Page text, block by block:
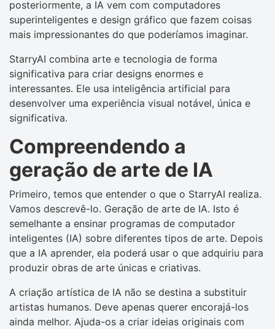
posteriormente, a IA vem com computadores
superinteligentes e design gráfico que fazem coisas
mais impressionantes do que poderíamos imaginar.
StarryAI combina arte e tecnologia de forma
significativa para criar designs enormes e
interessantes. Ele usa inteligência artificial para
desenvolver uma experiência visual notável, única e
significativa.
Compreendendo a
geração de arte de IA
Primeiro, temos que entender o que o StarryAI realiza.
Vamos descrevê-lo. Geração de arte de IA. Isto é
semelhante a ensinar programas de computador
inteligentes (IA) sobre diferentes tipos de arte. Depois
que a IA aprender, ela poderá usar o que adquiriu para
produzir obras de arte únicas e criativas.
A criação artística de IA não se destina a substituir
artistas humanos. Deve apenas querer encorajá-los
ainda melhor. Ajuda-os a criar ideias originais com